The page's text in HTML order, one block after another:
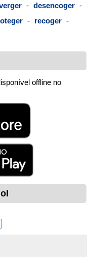
- desencoger -
- recoger -
offline no